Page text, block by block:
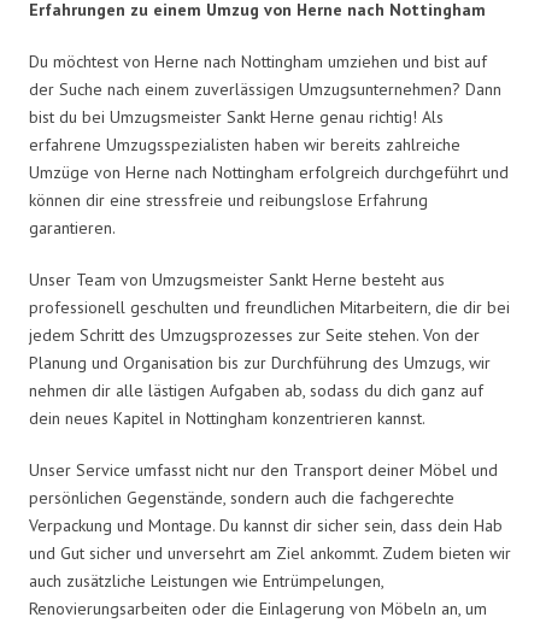
Erfahrungen zu einem Umzug von Herne nach Nottingham
Du möchtest von Herne nach Nottingham umziehen und bist auf
der Suche nach einem zuverlässigen Umzugsunternehmen? Dann
bist du bei Umzugsmeister Sankt Herne genau richtig! Als
erfahrene Umzugsspezialisten haben wir bereits zahlreiche
Umzüge von Herne nach Nottingham erfolgreich durchgeführt und
können dir eine stressfreie und reibungslose Erfahrung
garantieren.
Unser Team von Umzugsmeister Sankt Herne besteht aus
professionell geschulten und freundlichen Mitarbeitern, die dir bei
jedem Schritt des Umzugsprozesses zur Seite stehen. Von der
Planung und Organisation bis zur Durchführung des Umzugs, wir
nehmen dir alle lästigen Aufgaben ab, sodass du dich ganz auf
dein neues Kapitel in Nottingham konzentrieren kannst.
Unser Service umfasst nicht nur den Transport deiner Möbel und
persönlichen Gegenstände, sondern auch die fachgerechte
Verpackung und Montage. Du kannst dir sicher sein, dass dein Hab
und Gut sicher und unversehrt am Ziel ankommt. Zudem bieten wir
auch zusätzliche Leistungen wie Entrümpelungen,
Renovierungsarbeiten oder die Einlagerung von Möbeln an, um